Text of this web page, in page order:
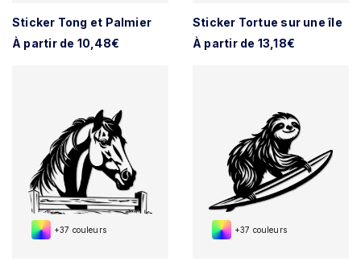
Sticker Tong et Palmier
À partir de 10,48€
Sticker Tortue sur une île
À partir de 13,18€
+37 couleurs +37 couleurs